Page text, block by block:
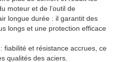
moteur et de l’outil de
longue durée : il garantit des
longs et une protection efficace
fiabilité et résistance accrues, ce
qualités des aciers.